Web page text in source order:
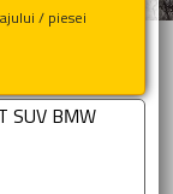
/ piesei